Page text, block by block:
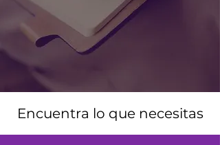
Encuentra lo que necesitas